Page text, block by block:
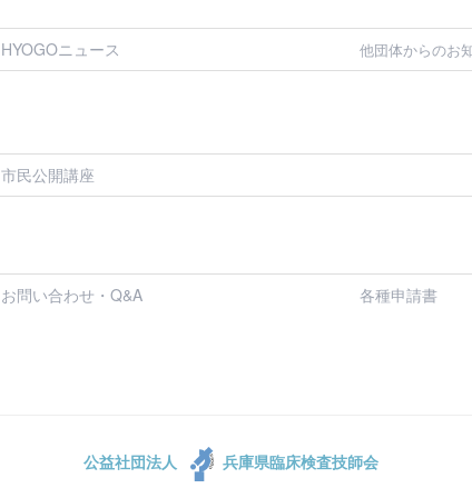
HYOGOニュース 他団体からのお
市民公開講座
お問い合わせ・Q&A 各種申請書
公益社団法人 兵庫県臨床検査技師会